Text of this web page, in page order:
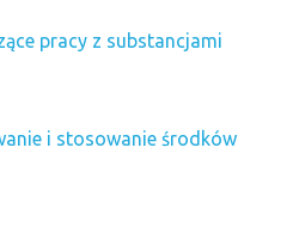
pracy z substancjami
i stosowanie środków